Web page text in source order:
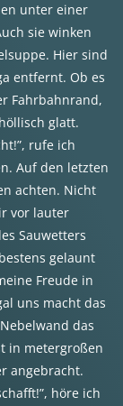
unter einer
sie winken
Hier sind
entfernt. Ob es
Fahrbahnrand,
glatt.
rufe ich
Auf den letzten
achten. Nicht
vor lauter
Sauwetters
gelaunt
Freude in
uns macht das
das
in metergroßen
angebracht.
höre ich